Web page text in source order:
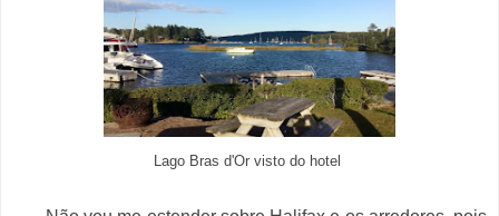
Lago Bras d'Or visto do hotel